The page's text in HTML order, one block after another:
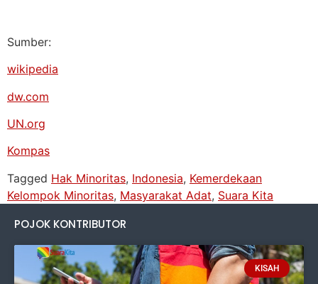
Sumber:
wikipedia
dw.com
UN.org
Kompas
Tagged Hak Minoritas, Indonesia, Kemerdekaan
Kelompok Minoritas, Masyarakat Adat, Suara Kita
POJOK KONTRIBUTOR
KISAH